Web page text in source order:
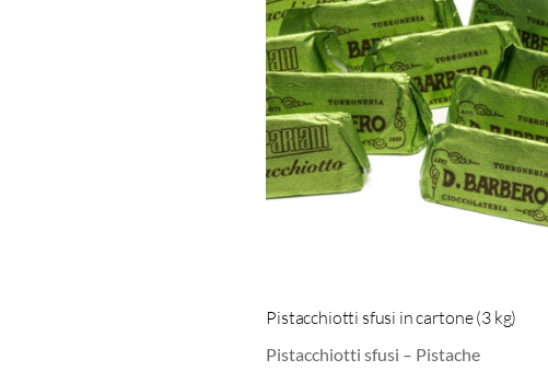
Pistacchiotti sfusi in cartone (3 kg)
Pistacchiotti sfusi – Pistache